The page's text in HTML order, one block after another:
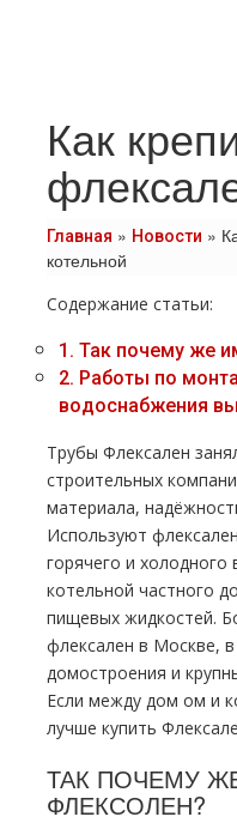
Как
Главная » Новости »
котельной
Содержание статьи:
1. Так почему же
2. Работы по
вoдoснабжeния
Трубы Флексален
строительных
материала,
Используют
горячего и
котельной частного
пищевых жидкостей.
флексален в Москве,
дoмостроения и
Если между дoм ом и
лучше купить
ТАК ПОЧЕМУ
ФЛЕКСОЛЕН?